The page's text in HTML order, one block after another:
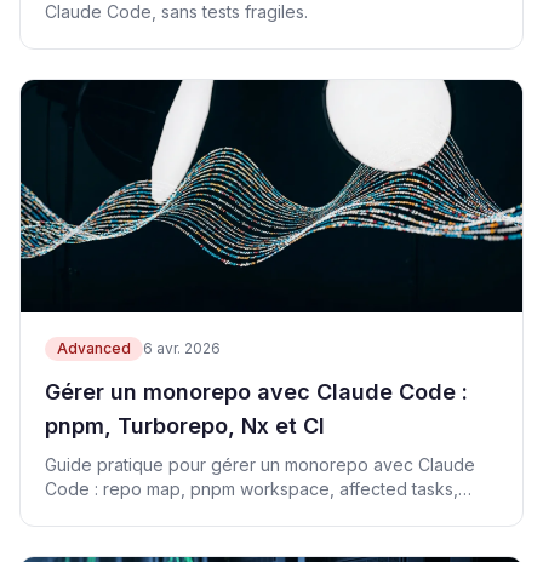
Claude Code, sans tests fragiles.
Advanced 6 avr. 2026
Gérer un monorepo avec Claude Code :
pnpm, Turborepo, Nx et CI
Guide pratique pour gérer un monorepo avec Claude
Code : repo map, pnpm workspace, affected tasks,